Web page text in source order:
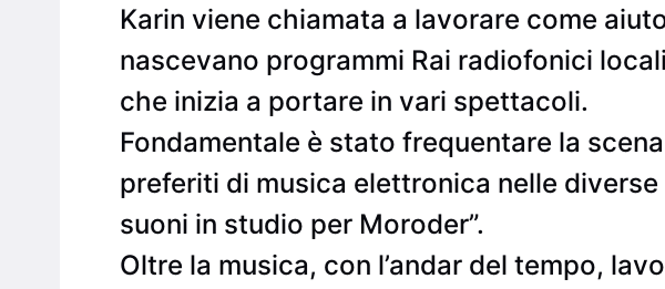
Karin viene chiamata a lavorare come
nascevano programmi Rai radiofonici
che inizia a portare in vari spettacoli.
Fondamentale è stato frequentare la
preferiti di musica elettronica nelle
suoni in studio per Moroder”.
Oltre la musica, con l’andar del tempo,